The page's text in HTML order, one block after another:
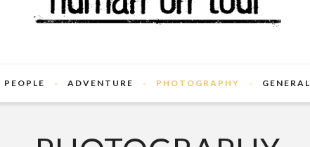
PEOPLE ADVENTURE PHOTOGRAPHY GENERAL